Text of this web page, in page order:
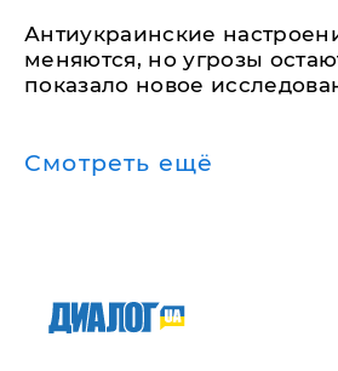
Антиукраинские
меняются, но угрозы
показало новое
Смотреть ещё